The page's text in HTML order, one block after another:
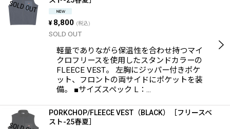
¥ 8,800 (税込)
SOLD OUT
軽量でありながら保温性を合わせ持つマイ
クロフリースを使用したスタンドカラーの
FLEECE VEST。 左胸にジッパー付きポケ
ット、フロントの両サイドにポケットを装
備。 ■サイズスペック L：…
PORKCHOP/FLEECE VEST（BLACK）［フリースベ
スト-25春夏］